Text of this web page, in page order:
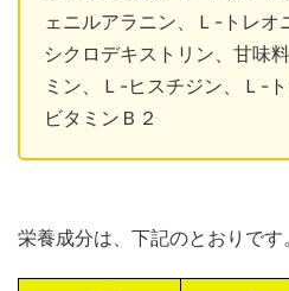
ェニルアラニン、Ｌ-トレオ
シクロデキストリン、甘味
ミン、Ｌ-ヒスチジン、Ｌ-
ビタミンＢ２
栄養成分は、下記のとおりです。